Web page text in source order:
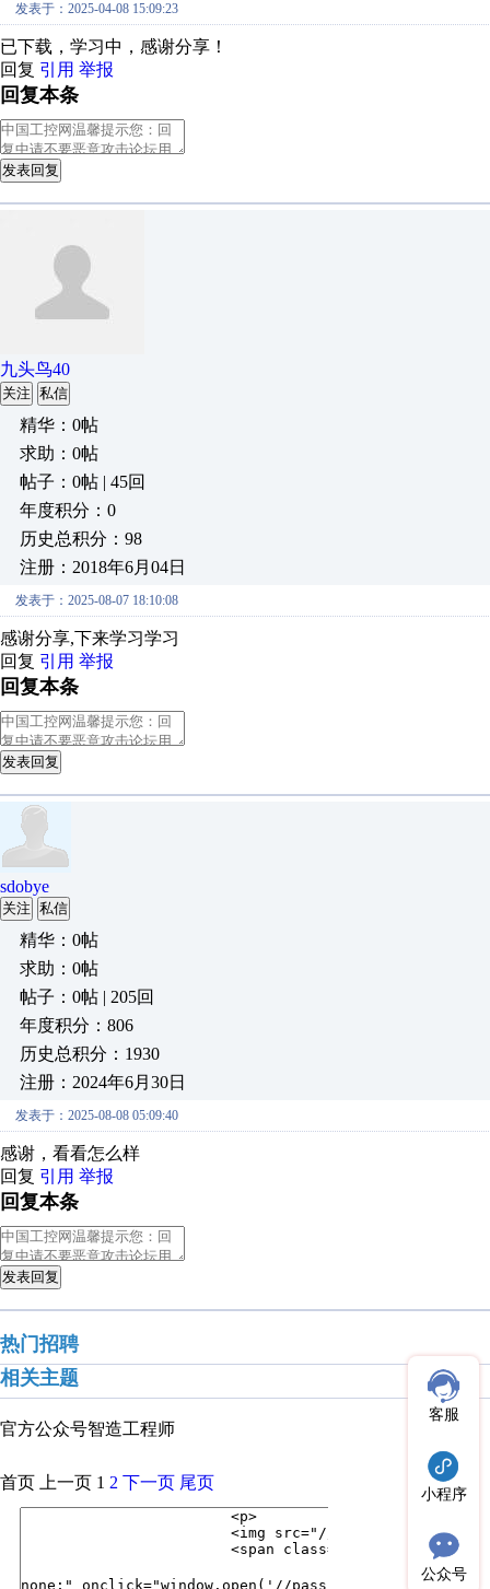
发表于：2025-04-08 15:09:23
已下载，学习中，感谢分享！
回复 引用 举报
回复本条
发表回复
九头鸟40
关注 私信
精华：0帖
求助：0帖
帖子：0帖 | 45回
年度积分：0
历史总积分：98
注册：2018年6月04日
发表于：2025-08-07 18:10:08
感谢分享,下来学习学习
回复 引用 举报
回复本条
发表回复
sdobye
关注 私信
精华：0帖
求助：0帖
帖子：0帖 | 205回
年度积分：806
历史总积分：1930
注册：2024年6月30日
发表于：2025-08-08 05:09:40
感谢，看看怎么样
回复 引用 举报
回复本条
发表回复
热门招聘
相关主题
官方公众号智造工程师
客服
小程序
公众号
首页 上一页 1 2 下一页 尾页